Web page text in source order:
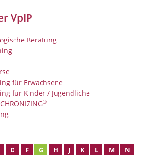
VpIP
Beratung
für Erwachsene
für Kinder / Jugendliche
®
D F G H J K L M
N